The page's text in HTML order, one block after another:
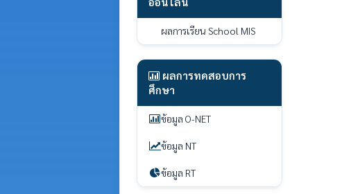
ผลการเรียน School MIS
ผลการทดสอบการ
ศึกษา
ข้อมูล O-NET
ข้อมูล NT
ข้อมูล RT